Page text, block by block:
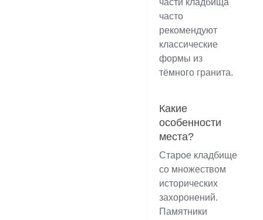
части кладбища
часто
рекомендуют
классические
формы из
тёмного гранита.
Какие
особенности
места?
Старое кладбище
со множеством
исторических
захоронений.
Памятники